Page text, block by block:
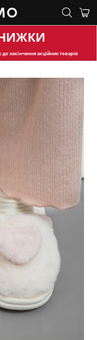
до закінчення акційних товарів